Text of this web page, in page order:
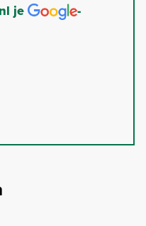
je
-